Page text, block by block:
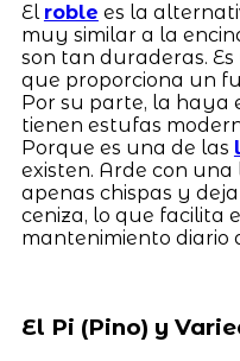
El roble es la
muy similar a la
son tan duraderas.
que proporciona un
Por su parte, la haya
tienen estufas
Porque es una de las
existen. Arde con
apenas chispas y
ceniza, lo que facilita
mantenimiento diario
El Pi (Pino) y